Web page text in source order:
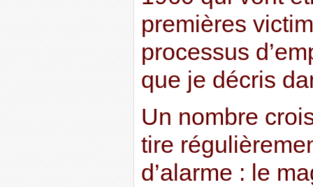
premières
processus
que je décris
Un nombre
tire
d’alarme : le